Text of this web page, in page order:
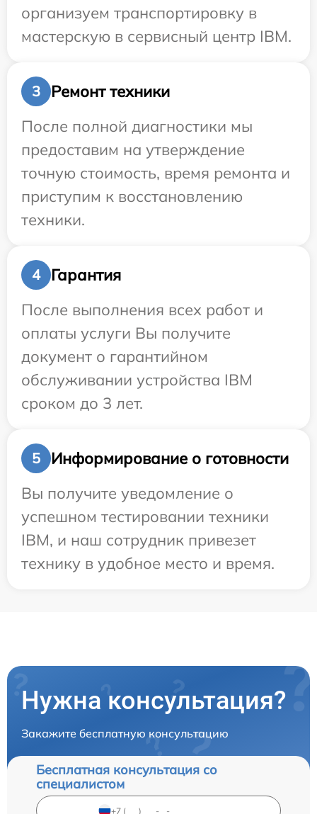
организуем транспортировку в
мастерскую в сервисный центр IBM.
3
Ремонт техники
После полной диагностики мы
предоставим на утверждение
точную стоимость, время ремонта и
приступим к восстановлению
техники.
4
Гарантия
После выполнения всех работ и
оплаты услуги Вы получите
документ о гарантийном
обслуживании устройства IBM
сроком до 3 лет.
5
Информирование о готовности
Вы получите уведомление о
успешном тестировании техники
IBM, и наш сотрудник привезет
технику в удобное место и время.
Нужна консультация?
Закажите бесплатную консультацию
Бесплатная консультация со
специалистом